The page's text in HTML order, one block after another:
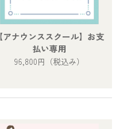
【アナウンススクール】お支
払い専用
96,800円 （税込み）